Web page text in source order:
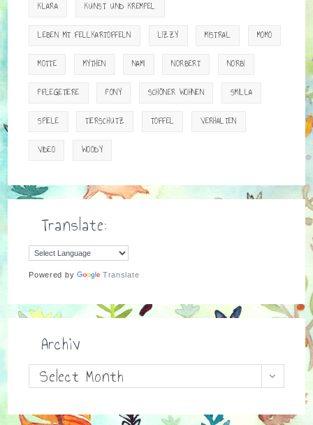
KLARA KUNST UND KREMPEL
LEBEN MIT FELLKARTOFFELN LIZZY MISTRAL MOMO
MOTTE MYTHEN NAMI NORBERT NORBI
PFLEGETIERE PONY SCHÖNER WOHNEN SMILLA
SPIELE TIERSCHUTZ TOFFEL VERHALTEN
VIDEO WOODY
Translate:
Powered by Translate
Archiv
ArchivSelect Month